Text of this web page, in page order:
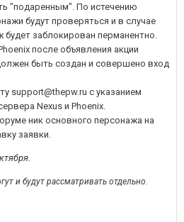
"подаренным". По истечению
будут проверяться и в случае
будет заблокирован перманентно.
после объявления акции
быть создан и совершено вход
support@thepw.ru с указанием
Nexus и Phoenix.
ник основного персонажа на
заявки.
и будут рассматривать отдельно.